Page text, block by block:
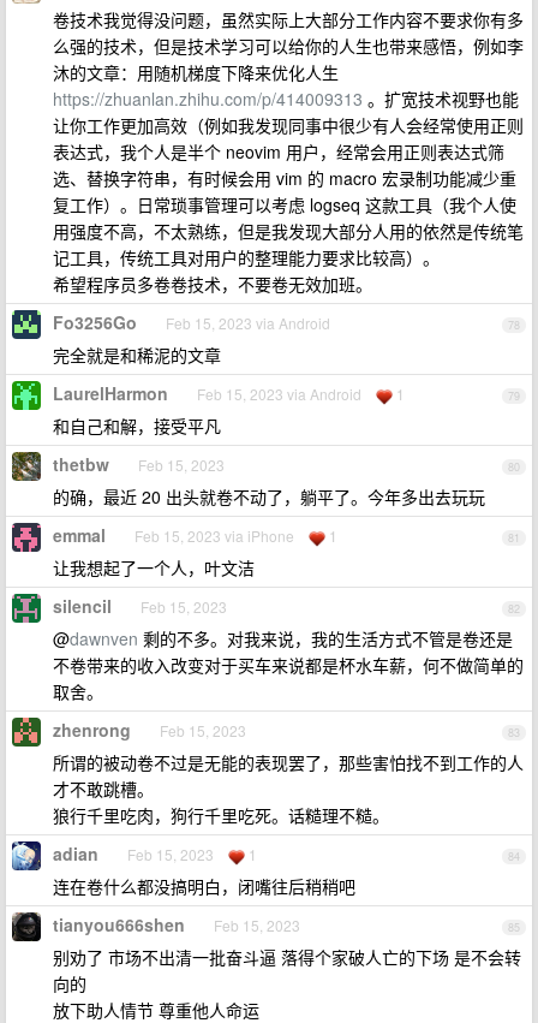
卷技术我觉得没问题，虽然实际上大部分工作内容不要求你有多
么强的技术，但是技术学习可以给你的人生也带来感悟，例如李
沐的文章：用随机梯度下降来优化人生
https://zhuanlan.zhihu.com/p/414009313 。扩宽技术视野也能
让你工作更加高效（例如我发现同事中很少有人会经常使用正则
表达式，我个人是半个 neovim 用户，经常会用正则表达式筛
选、替换字符串，有时候会用 vim 的 macro 宏录制功能减少重
复工作）。日常琐事管理可以考虑 logseq 这款工具（我个人使
用强度不高，不太熟练，但是我发现大部分人用的依然是传统笔
记工具，传统工具对用户的整理能力要求比较高）。
希望程序员多卷卷技术，不要卷无效加班。
78
Fo3256Go Feb 15, 2023 via Android
完全就是和稀泥的文章
79
LaurelHarmon Feb 15, 2023 via Android 1
和自己和解，接受平凡
80
thetbw Feb 15, 2023
的确，最近 20 出头就卷不动了，躺平了。今年多出去玩玩
81
emmal Feb 15, 2023 via iPhone 1
让我想起了一个人，叶文洁
82
silencil Feb 15, 2023
@dawnven 剩的不多。对我来说，我的生活方式不管是卷还是
不卷带来的收入改变对于买车来说都是杯水车薪，何不做简单的
取舍。
83
zhenrong Feb 15, 2023
所谓的被动卷不过是无能的表现罢了，那些害怕找不到工作的人
才不敢跳槽。
狼行千里吃肉，狗行千里吃死。话糙理不糙。
84
adian Feb 15, 2023 1
连在卷什么都没搞明白，闭嘴往后稍稍吧
85
tianyou666shen Feb 15, 2023
别劝了 市场不出清一批奋斗逼 落得个家破人亡的下场 是不会转
向的
放下助人情节 尊重他人命运